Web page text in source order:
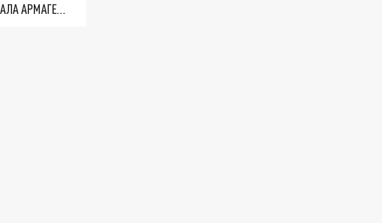
ТРИ ГЛАВНЫХ ИНСАЙДА ОБ СВО. ОТМЕНА МОБИЛИЗАЦИИ И ВОЗВРАЩЕНИЕ "ГЕНЕРАЛА АРМАГЕДДОНА"? ОТЛИЧНЫЕ НОВОСТИ, КОТОРЫЕ ЖДАЛИ ВСЕ